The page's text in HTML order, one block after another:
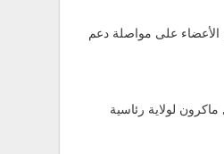
الأعضاء على مواصلة دعم
ماكرون لولاية رئاسية